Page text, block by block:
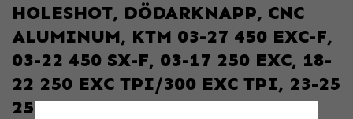
HOLESHOT, DÖDARKNAPP, CNC
ALUMINUM, KTM 03-27 450 EXC-F,
03-22 450 SX-F, 03-17 250 EXC, 18-
22 250 EXC TPI/300 EXC TPI, 23-25
250